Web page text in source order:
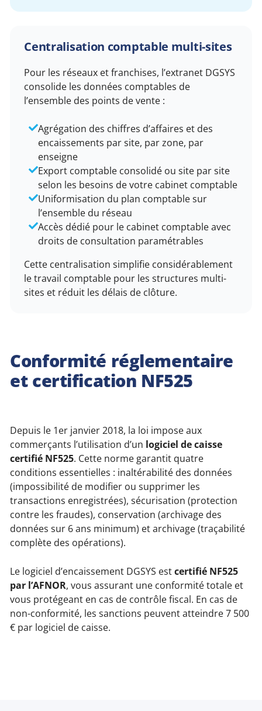
Centralisation comptable multi-sites
Pour les réseaux et franchises, l’extranet DGSYS
consolide les données comptables de
l’ensemble des points de vente :
Agrégation des chiffres d’affaires et des
encaissements par site, par zone, par
enseigne
Export comptable consolidé ou site par site
selon les besoins de votre cabinet comptable
Uniformisation du plan comptable sur
l’ensemble du réseau
Accès dédié pour le cabinet comptable avec
droits de consultation paramétrables
Cette centralisation simplifie considérablement
le travail comptable pour les structures multi-
sites et réduit les délais de clôture.
Conformité réglementaire
et certification NF525
Depuis le 1er janvier 2018, la loi impose aux
commerçants l’utilisation d’un logiciel de caisse
certifié NF525. Cette norme garantit quatre
conditions essentielles : inaltérabilité des données
(impossibilité de modifier ou supprimer les
transactions enregistrées), sécurisation (protection
contre les fraudes), conservation (archivage des
données sur 6 ans minimum) et archivage (traçabilité
complète des opérations).
Le logiciel d’encaissement DGSYS estcertifié NF525
par l’AFNOR, vous assurant une conformité totale et
vous protégeant en cas de contrôle fiscal. En cas de
non-conformité, les sanctions peuvent atteindre 7 500
€ par logiciel de caisse.